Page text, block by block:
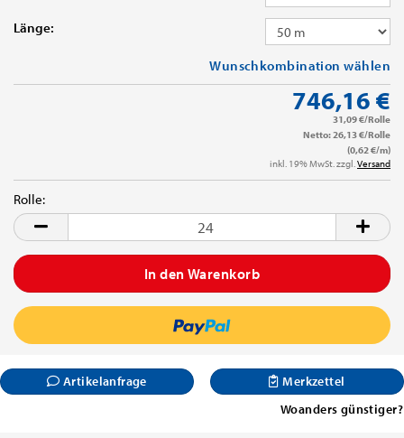
Länge:
Wunschkombination wählen
746,16 €
31,09 €/Rolle
Netto: 26,13 €/Rolle
(0,62 €/m)
inkl. 19% MwSt. zzgl.Versand
Rolle:
Rolle
Artikelanfrage
Merkzettel
Woanders günstiger?